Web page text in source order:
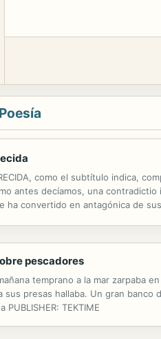
como el subtítulo indica,
antes decíamos, una
ha convertido en antagónica de
pescadores
temprano a la mar zarpaba
sus presas hallaba. Un gran banco
PUBLISHER: TEKTIME